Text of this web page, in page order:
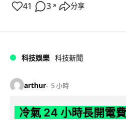
41 3 ↗ 分享
科技娛樂 科技新聞
arthur 5 小時
冷氣 24 小時長開電